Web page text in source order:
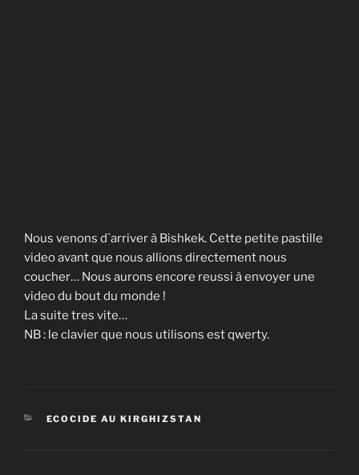
Nous venons d`arriver à Bishkek. Cette petite pastille
video avant que nous allions directement nous
coucher… Nous aurons encore reussi à envoyer une
video du bout du monde !
La suite tres vite…
NB : le clavier que nous utilisons est qwerty.
CATÉGORIES
ECOCIDE AU KIRGHIZSTAN